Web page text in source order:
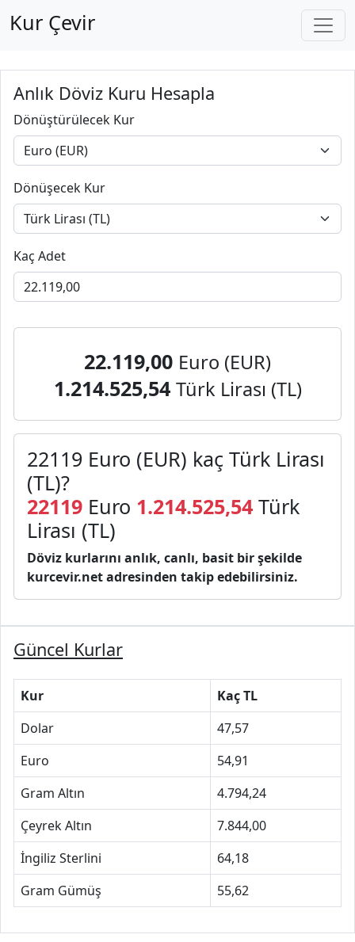
Kur Çevir
Anlık Döviz Kuru Hesapla
Dönüştürülecek Kur
Dönüşecek Kur
Kaç Adet
22.119,00 Euro (EUR)
1.214.525,54 Türk Lirası (TL)
22119 Euro (EUR) kaç Türk Lirası
(TL)?
22119 Euro 1.214.525,54 Türk
Lirası (TL)
Döviz kurlarını anlık, canlı, basit bir şekilde
kurcevir.net adresinden takip edebilirsiniz.
Güncel Kurlar
Kur
Kaç TL
Dolar
47,57
Euro
54,91
Gram Altın
4.794,24
Çeyrek Altın
7.844,00
İngiliz Sterlini
64,18
Gram Gümüş
55,62